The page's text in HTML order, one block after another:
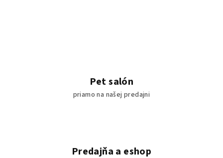
Pet salón
priamo na našej predajni
Predajňa a eshop